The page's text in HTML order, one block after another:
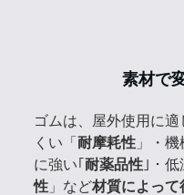
素材で
ゴムは、屋外使用に適
くい「耐摩耗性」・機
に強い｢耐薬品性｣・低
性」など材質によって